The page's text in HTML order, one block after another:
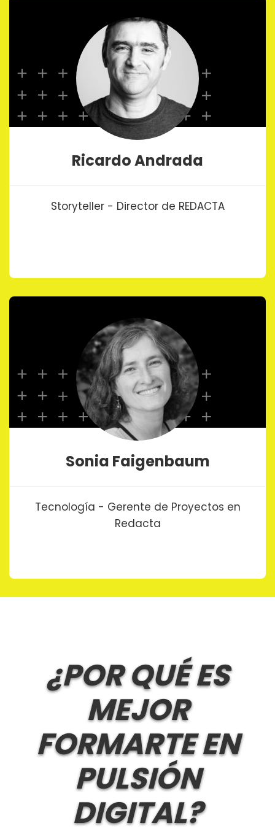
Ricardo Andrada
Storyteller - Director de REDACTA
Sonia Faigenbaum
Tecnología - Gerente de Proyectos en
Redacta
¿POR QUÉ ES
MEJOR
FORMARTE EN
PULSIÓN
DIGITAL?